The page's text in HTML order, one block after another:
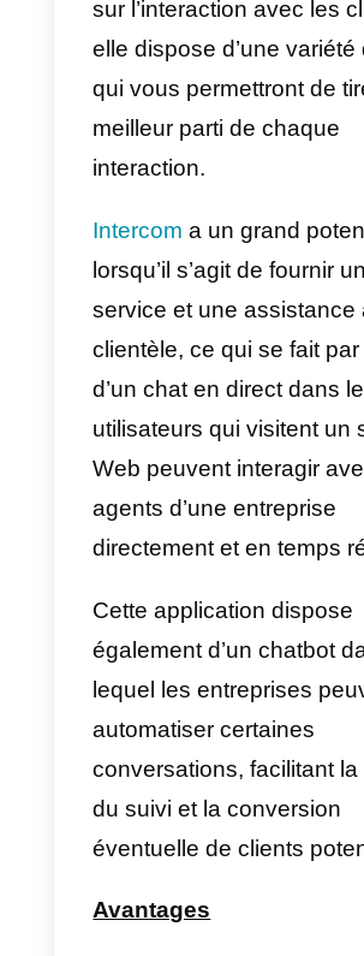
quotidien de
Sans aucun doute,
une plateforme
inabordable pour
moyennes
également d’une
de fonctionnalités
pourraient s’avérer
pour les jeunes
si vos besoins sont
une autre
Avantages
a) Multi-agent et
b) Variété des